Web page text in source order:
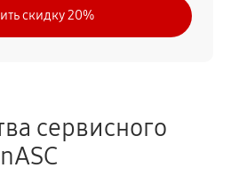
60 минут
Canon EOS 250D
скидку 20%
сервисного